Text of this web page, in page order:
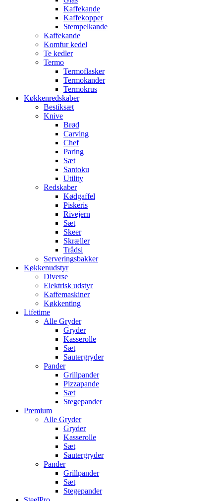
Kaffekande
Kaffekopper
Stempelkande
Kaffekande
Komfur kedel
Te kedler
Termo
Termoflasker
Termokander
Termokrus
Køkkenredskaber
Bestiksæt
Knive
Brød
Carving
Chef
Paring
Sæt
Santoku
Utility
Redskaber
Kødgaffel
Piskeris
Rivejern
Sæt
Skeer
Skræller
Trådsi
Serveringsbakker
Køkkenudstyr
Diverse
Elektrisk udstyr
Kaffemaskiner
Køkkenting
Lifetime
Alle Gryder
Gryder
Kasserolle
Sæt
Sautergryder
Pander
Grillpander
Pizzapande
Sæt
Stegepander
Premium
Alle Gryder
Gryder
Kasserolle
Sæt
Sautergryder
Pander
Grillpander
Sæt
Stegepander